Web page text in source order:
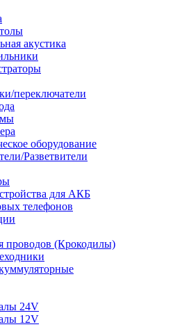
акустика
переключатели
оборудование
Разветвители
для АКБ
телефонов
проводов (Крокодилы)
24V
12V